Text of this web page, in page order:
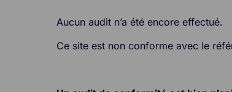
Aucun audit n’a été encore effectué.
Ce site est non conforme avec le